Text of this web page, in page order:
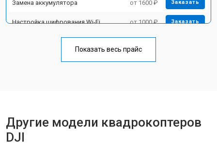
Замена аккумулятора от 1600 ₽ Заказать
Настройка шифрования Wi-Fi от 1000 ₽ Заказать
Замена материнской платы от 2800 ₽
Показать весь прайс
Другие модели квадрокоптеров
DJI